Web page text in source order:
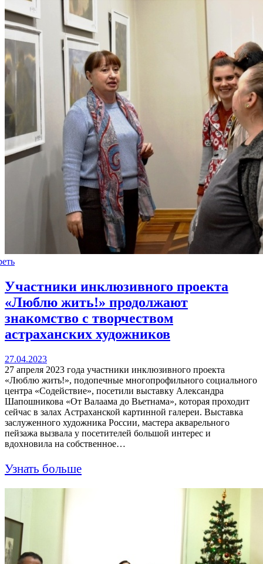
Участники инклюзивного проекта
«Люблю жить!» продолжают
знакомство с творчеством
астраханских художников
27.04.2023
27 апреля 2023 года участники инклюзивного проекта
«Люблю жить!», подопечные многопрофильного социального
центра «Содействие», посетили выставку Александра
Шапошникова «От Валаама до Вьетнама», которая проходит
сейчас в залах Астраханской картинной галереи. Выставка
заслуженного художника России, мастера акварельного
пейзажа вызвала у посетителей большой интерес и
вдохновила на собственное…
Узнать больше